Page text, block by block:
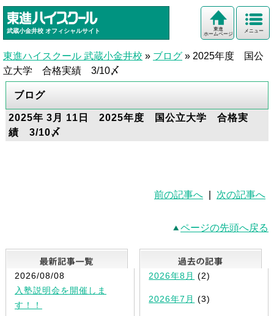
武蔵小金井校 オフィシャルサイト メニュー
東進
ホームページ
東進ハイスクール 武蔵小金井校 » ブログ » 2025年度 国公
立大学 合格実績 3/10〆
ブログ
2025年 3月 11日 2025年度 国公立大学 合格実
績 3/10〆
前の記事へ 次の記事へ
ページの先頭へ戻る
最新記事一覧
2026/08/08
入塾説明会を開催しま
す！！
2026年8月 (2)
2026年7月 (3)